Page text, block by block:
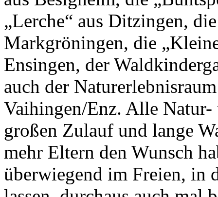
„Lerche“ aus Ditzingen,
Markgröningen, die
Ensingen, der
auch der
Vaihingen/Enz. Alle Natur-
großen Zulauf und lange
mehr Eltern den Wunsch
überwiegend im Freien, in